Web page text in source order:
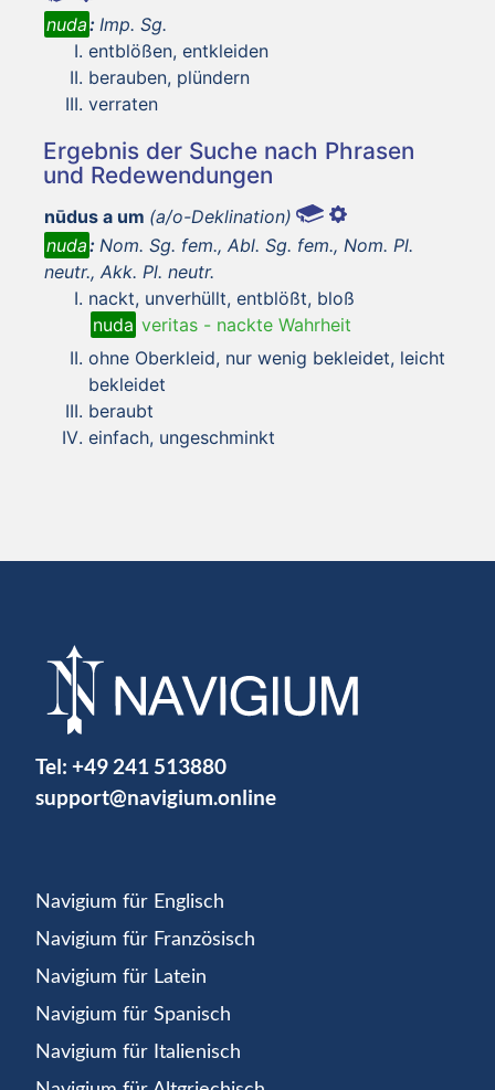
nuda: Imp. Sg.
entblößen, entkleiden
berauben, plündern
verraten
Ergebnis der Suche nach Phrasen
und Redewendungen
nūdus a um (a/o-Deklination)
nuda: Nom. Sg. fem., Abl. Sg. fem., Nom. Pl.
neutr., Akk. Pl. neutr.
nackt, unverhüllt, entblößt, bloß
nuda veritas - nackte Wahrheit
ohne Oberkleid, nur wenig bekleidet, leicht
bekleidet
beraubt
einfach, ungeschminkt
Tel: +49 241 513880
support@navigium.online
Navigium für Englisch
Navigium für Französisch
Navigium für Latein
Navigium für Spanisch
Navigium für Italienisch